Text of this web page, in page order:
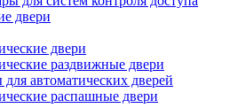
двери
двери
раздвижные двери
автоматических дверей
распашные двери